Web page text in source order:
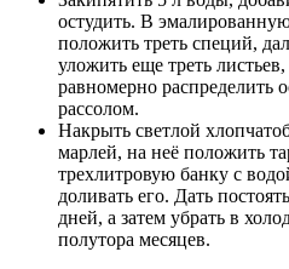
остудить. В
положить треть специй,
уложить еще треть
равномерно распределить
рассолом.
Накрыть светлой
марлей, на неё положить
трехлитровую банку с
доливать его. Дать
дней, а затем убрать в
полутора месяцев.